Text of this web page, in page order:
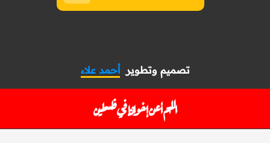
تصميم وتطويرأحمد علاء
اللهم أعن إخواننا في فلسطين